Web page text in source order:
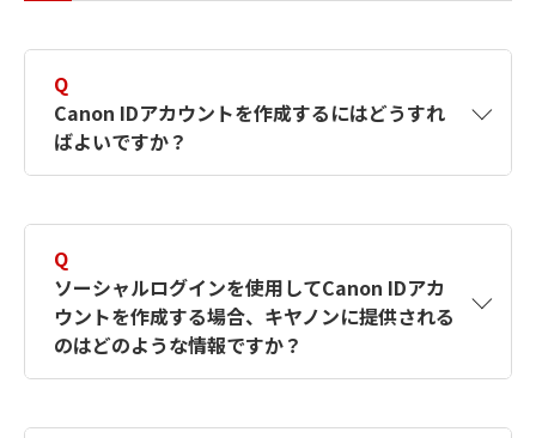
Q
Canon IDアカウントを作成するにはどうすれ
ばよいですか？
す。詳しい作成方法は【カメラ】Canon IDとは
何ですか？Canon IDの作成方法は？をご確認く
ださい。
Q
ソーシャルログインを使用してCanon IDアカ
ウントを作成する場合、キヤノンに提供される
のはどのような情報ですか？